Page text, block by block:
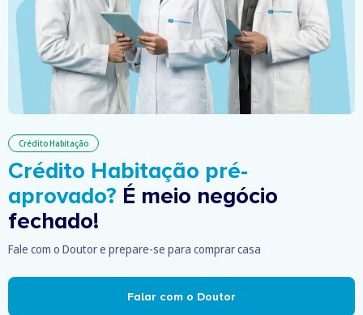
Crédito Habitação
Crédito Habitação pré-
aprovado? É meio negócio
fechado!
Fale com o Doutor e prepare-se para comprar casa
Falar com o Doutor